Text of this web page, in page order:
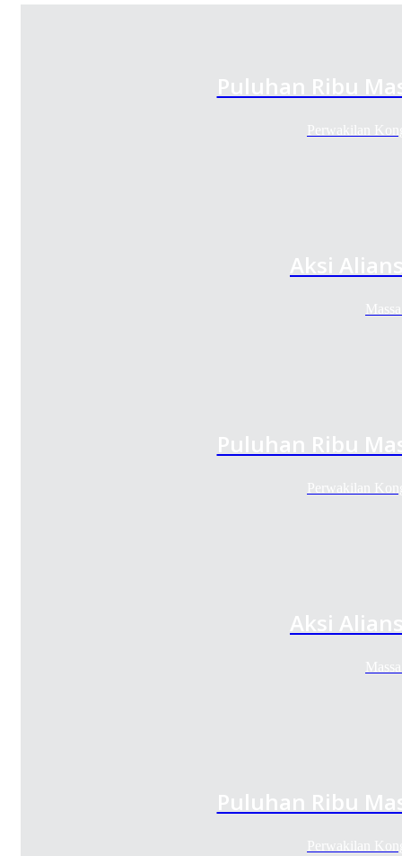
Puluhan Ribu
Perwakilan
Aksi
Puluhan Ribu
Perwakilan
Aksi
Puluhan Ribu
Perwakilan